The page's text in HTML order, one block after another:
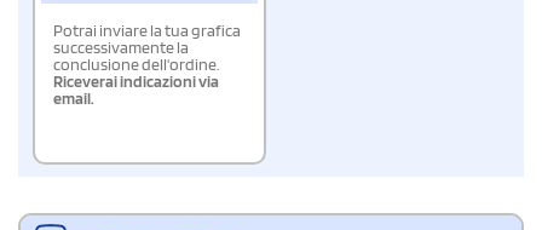
Potrai inviare la tua grafica
successivamente la
conclusione dell'ordine.
Riceverai indicazioni via
email.